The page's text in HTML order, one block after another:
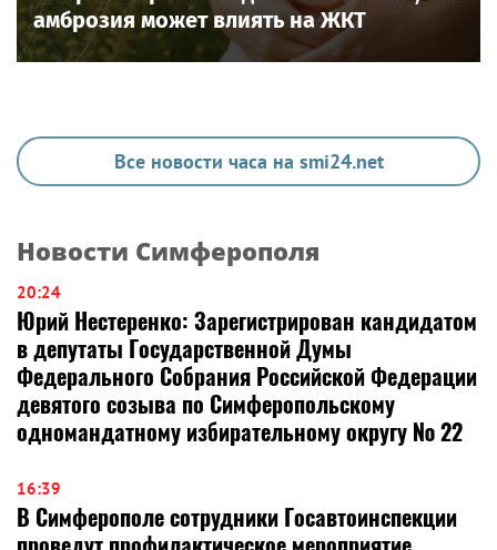
амброзия может влиять на ЖКТ
Все новости часа на smi24.net
Новости Симферополя
20:24
Юрий Нестеренко: Зарегистрирован кандидатом
в депутаты Государственной Думы
Федерального Собрания Российской Федерации
девятого созыва по Симферопольскому
одномандатному избирательному округу № 22
16:39
В Симферополе сотрудники Госавтоинспекции